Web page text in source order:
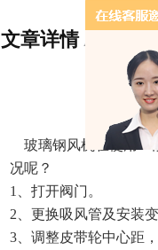
文章详情 ARTICLE
玻璃钢风机在使用一
况呢？
1
、打开阀门。
2 、更换吸风管及安装变
3 、调整皮带轮中心距